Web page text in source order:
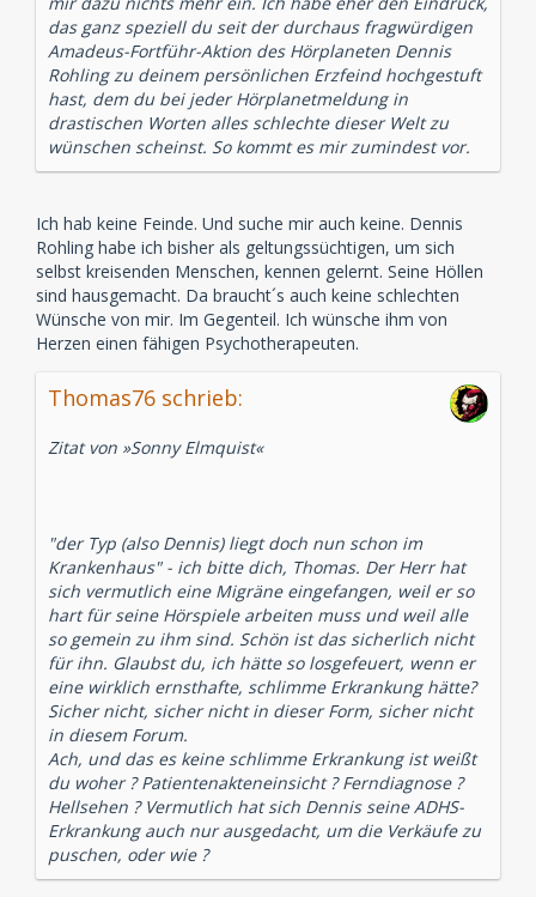
das ganz speziell du seit der durchaus fragwürdigen
Amadeus-Fortführ-Aktion des Hörplaneten Dennis
Rohling zu deinem persönlichen Erzfeind hochgestuft
hast, dem du bei jeder Hörplanetmeldung in
drastischen Worten alles schlechte dieser Welt zu
wünschen scheinst. So kommt es mir zumindest vor.
Ich hab keine Feinde. Und suche mir auch keine. Dennis
Rohling habe ich bisher als geltungssüchtigen, um sich
selbst kreisenden Menschen, kennen gelernt. Seine Höllen
sind hausgemacht. Da braucht´s auch keine schlechten
Wünsche von mir. Im Gegenteil. Ich wünsche ihm von
Herzen einen fähigen Psychotherapeuten.
Thomas76 schrieb:
Zitat von »Sonny Elmquist«
"der Typ (also Dennis) liegt doch nun schon im
Krankenhaus" - ich bitte dich, Thomas. Der Herr hat
sich vermutlich eine Migräne eingefangen, weil er so
hart für seine Hörspiele arbeiten muss und weil alle
so gemein zu ihm sind. Schön ist das sicherlich nicht
für ihn. Glaubst du, ich hätte so losgefeuert, wenn er
eine wirklich ernsthafte, schlimme Erkrankung hätte?
Sicher nicht, sicher nicht in dieser Form, sicher nicht
in diesem Forum.
Ach, und das es keine schlimme Erkrankung ist weißt
du woher ? Patientenakteneinsicht ? Ferndiagnose ?
Hellsehen ? Vermutlich hat sich Dennis seine ADHS-
Erkrankung auch nur ausgedacht, um die Verkäufe zu
puschen, oder wie ?